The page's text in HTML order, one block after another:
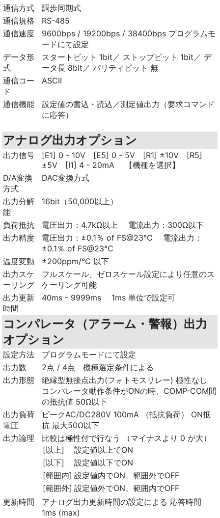
通信方式
調歩同期式
通信規格
RS-485
通信速度
9600bps / 19200bps / 38400bps プログラムモ
ードにて設定
データ形
式
スタートビット 1bit／ ストップビット 1bit／ デ
ータ長 8bit／ パリティビット 無
通信コー
ド
ASCII
通信機能
設定値の書込・読込／測定値出力（要求コマンド
に応答）
アナログ出力オプション
出力信号
[E1] 0 - 10V [E5] 0 - 5V [R1] ±10V [R5]
±5V [I1] 4 - 20mA 【機種を選択】
D/A変換
方式
DAC変換方式
出力分解
能
16bit（50,000以上）
負荷抵抗
電圧出力：4.7kΩ以上 電流出力：300Ω以下
出力精度
電圧出力：±0.1％ of FS@23℃ 電流出力：
±0.1％ of FS@23℃
温度変動
±200ppm/℃ 以下
出力スケ
ーリング
フルスケール、ゼロスケール設定により任意のス
ケーリング可能
出力更新
時間
40ms - 9999ms 1ms 単位で設定可
コンパレータ（アラーム・警報）出力
オプション
設定方法
プログラムモードにて設定
出力数
2点 / 4点 機種選定条件による
出力形態
絶縁型無接点出力(フォトモスリレー) 極性なし
コンパレータ動作条件がONの時、COMP-COM間
の抵抗値 50Ω以下
出力負荷
電圧
ピークAC/DC280V 100mA （抵抗負荷） ON抵
抗 最大50Ω以下
出力論理
比較は極性付で行なう （マイナスより 0 が大）
[以上]
設定値以上でON
[以下]
設定値以下でON
[範囲内] 設定値内でON、範囲外でOFF
[範囲外] 設定値外でON、範囲内でOFF
更新時間
アナログ出力更新時間の設定による 応答時間
1ms (max)